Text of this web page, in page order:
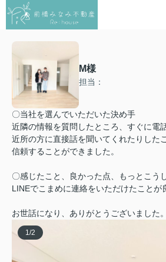
M様
担当：
〇当社を選んでいただいた決め手
近隣の情報を質問したところ、すぐに電
近所の方に直接話を聞いてくれたりした
信頼することができました。
〇感じたこと、良かった点、もっとこう
LINEでこまめに連絡をいただけたことが
お世話になり、ありがとうございました。
1/2